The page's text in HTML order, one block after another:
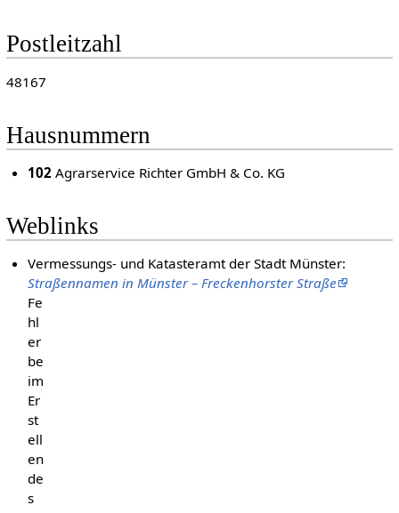
Postleitzahl
48167
Hausnummern
102 Agrarservice Richter GmbH & Co. KG
Weblinks
Vermessungs- und Katasteramt der Stadt Münster:
Straßennamen in Münster – Freckenhorster Straße
Fe
hl
er
be
im
Er
st
ell
en
de
s